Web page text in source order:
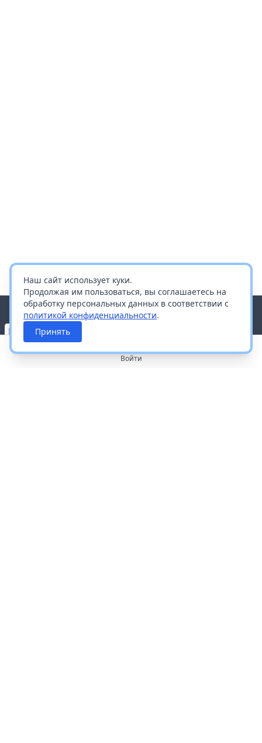
Наш сайт использует куки.
Продолжая им пользоваться, вы соглашаетесь на
обработку персональных данных в соответствии с
политикой конфиденциальности.
Принять
Войти